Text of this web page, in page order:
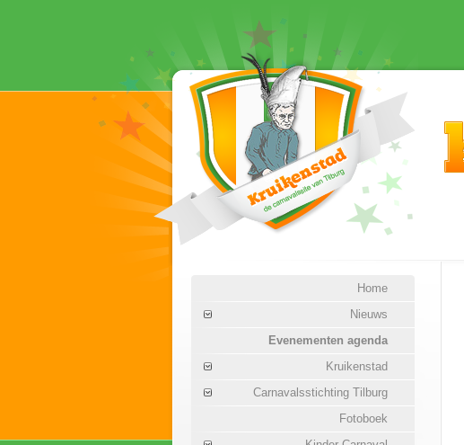
Home
Nieuws
Evenementen agenda
Kruikenstad
Carnavalsstichting Tilburg
Fotoboek